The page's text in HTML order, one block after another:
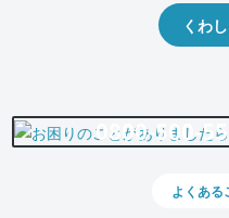
くわ
0800-500-
よくある